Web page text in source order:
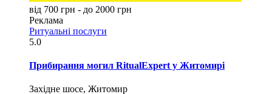
від 700 грн - до 2000 грн
Реклама
Ритуальні послуги
5.0
Прибирання могил RitualExpert у Житомирі
Західне шосе, Житомир